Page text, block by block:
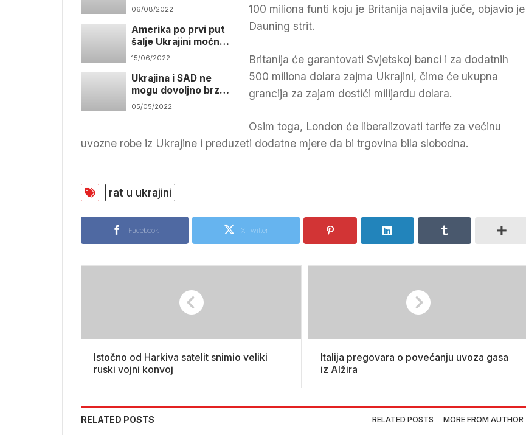
06/08/2022
Amerika po prvi put
šalje Ukrajini moćno
oružje
15/06/2022
Ukrajina i SAD ne
mogu dovoljno brzo
uvježbati vojnike da
05/05/2022
100 miliona funti koju je Britanija najavila juče, objavio je
Dauning strit.
Britanija će garantovati Svjetskoj banci i za dodatnih
500 miliona dolara zajma Ukrajini, čime će ukupna
grancija za zajam dostići milijardu dolara.
Osim toga, London će liberalizovati tarife za većinu
uvozne robe iz Ukrajine i preduzeti dodatne mjere da bi trgovina bila slobodna.
rat u ukrajini
Facebook X Twitter
Istočno od Harkiva satelit snimio veliki
ruski vojni konvoj
Italija pregovara o povećanju uvoza gasa
iz Alžira
RELATED POSTS RELATED POSTS MORE FROM AUTHOR